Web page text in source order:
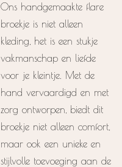
Ons handgemaakte flare
broekje is niet alleen
kleding, het is een stukje
vakmanschap en liefde
voor je kleintje. Met de
hand vervaardigd en met
zorg ontworpen, biedt dit
broekje niet alleen comfort,
maar ook een unieke en
stijlvolle toevoeging aan de